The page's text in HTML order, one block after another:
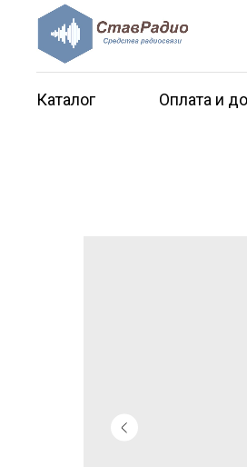
Каталог Оплата и